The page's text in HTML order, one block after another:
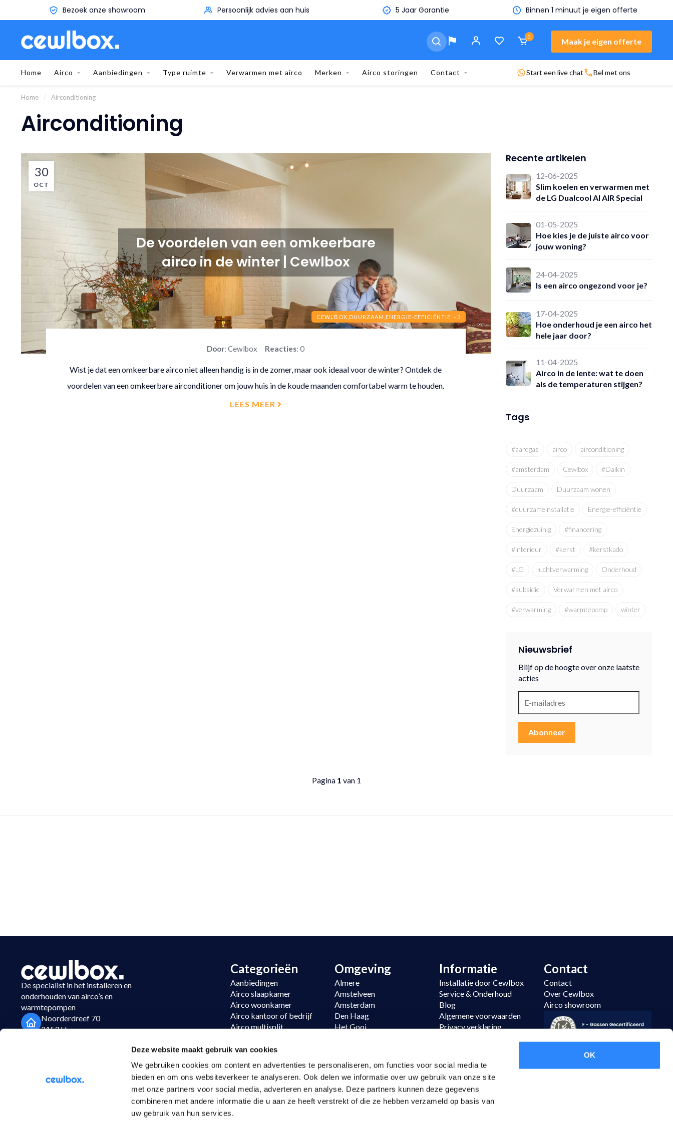
Deze website maakt gebruik van cookies
We gebruiken cookies om content en advertenties te personaliseren, om functies voor social media te
bieden en om ons websiteverkeer te analyseren. Ook delen we informatie over uw gebruik van onze site
met onze partners voor social media, adverteren en analyse. Deze partners kunnen deze gegevens
combineren met andere informatie die u aan ze heeft verstrekt of die ze hebben verzameld op basis van
uw gebruik van hun services.
OK
Persoonlijk advies aan huis 5 Jaar Garantie Binnen 1 minuut je eigen offerte
0 Maak je eigen offerte
Home Airco Aanbiedingen Type ruimte Verwarmen met airco Merken Airco storingen Contact Start een live chat Bel met ons
Home / Airconditioning
Airconditioning
30
OCT
De voordelen van een omkeerbare
airco in de winter | Cewlbox
CEWLBOX, DUURZAAM, ENERGIE-EFFICIËNTIE +3
Door: Cewlbox Reacties: 0
Wist je dat een omkeerbare airco niet alleen handig is in de zomer, maar ook ideaal voor de winter? Ontdek de
voordelen van een omkeerbare airconditioner om jouw huis in de koude maanden comfortabel warm te houden.
LEES MEER
Recente artikelen
12-06-2025
Slim koelen en verwarmen met
de LG Dualcool AI AIR Special
01-05-2025
Hoe kies je de juiste airco voor
jouw woning?
24-04-2025
Is een airco ongezond voor je?
17-04-2025
Hoe onderhoud je een airco het
hele jaar door?
11-04-2025
Airco in de lente: wat te doen
als de temperaturen stijgen?
Tags
#aardgas airco airconditioning
#amsterdam Cewlbox #Daikin
Duurzaam Duurzaam wonen
#duurzameinstallatie Energie-efficiëntie
Energiezuinig #financering
#interieur #kerst #kerstkado
#LG luchtverwarming Onderhoud
#subsidie Verwarmen met airco
#verwarming #warmtepomp winter
Nieuwsbrief
Blijf op de hoogte over onze laatste
acties
Abonneer
Pagina 1 van 1
De specialist in het installeren en
onderhouden van airco’s en
warmtepompen
Noorderdreef 70
2153 LL
info@cewlbox.nl
Categorieën
Aanbiedingen
Airco slaapkamer
Airco woonkamer
Airco kantoor of bedrijf
Airco multisplit
Daikin
Omgeving
Almere
Amstelveen
Amsterdam
Den Haag
Het Gooi
Utrecht
Informatie
Installatie door Cewlbox
Service & Onderhoud
Blog
Algemene voorwaarden
Privacy verklaring
Contact
Contact
Over Cewlbox
Airco showroom